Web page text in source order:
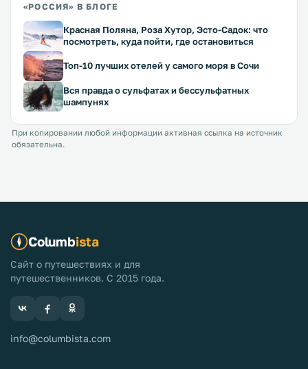
«РОССИЯ» В БЛОГЕ
Красная Поляна, Роза Хутор, Эсто-Садок: что
посмотреть, куда пойти, где остановиться
Топ-10 лучших отелей у самого моря в Сочи
Вся правда о сульфатах и бессульфатных
шампунях
При копировании любой информации активная ссылка на источник
обязательна.
Columbista
Сайт о путешествиях и для
путешественников. С 2015 года.
info@columbista.com